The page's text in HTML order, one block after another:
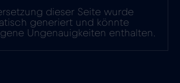
dieser Seite wurde
generiert und könnte
Ungenauigkeiten enthalten.